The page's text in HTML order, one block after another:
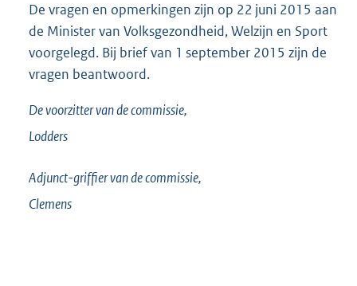
De vragen en opmerkingen zijn op 22 juni 2015 aan
de Minister van Volksgezondheid, Welzijn en Sport
voorgelegd. Bij brief van 1 september 2015 zijn de
vragen beantwoord.
De voorzitter van de commissie,
Lodders
Adjunct-griffier van de commissie,
Clemens